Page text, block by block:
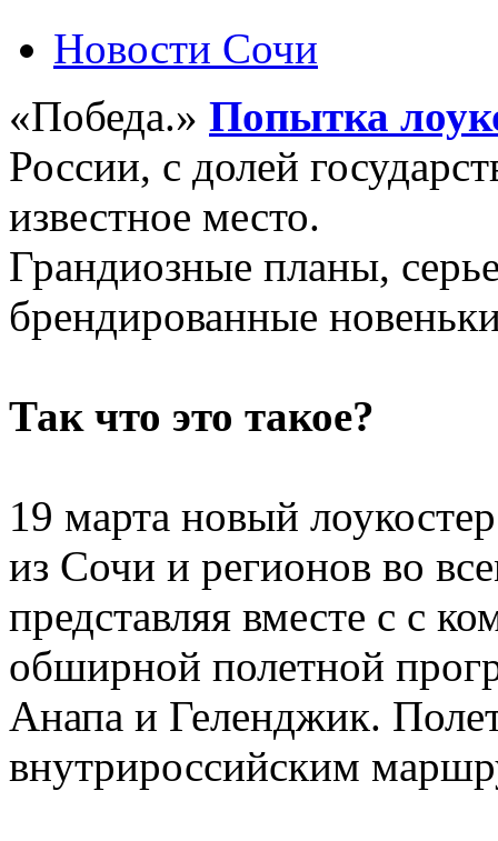
Новости Сочи
«Победа.» Попытка
России, с долей
известное место.
Грандиозные планы,
брендированные
Так что это такое?
19 марта новый
из Сочи и регионов во
представляя вместе с с
обширной полетной
Анапа и Геленджик.
внутрироссийским